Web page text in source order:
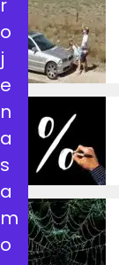
o
j
e
n
a
s
a
m
o